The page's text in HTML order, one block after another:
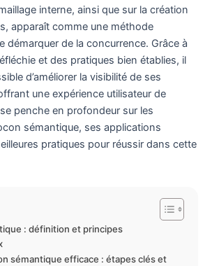
interne, ainsi que sur la création
apparaît comme une méthode
démarquer de la concurrence. Grâce à
et des pratiques bien établies, il
d’améliorer la visibilité de ses
une expérience utilisateur de
penche en profondeur sur les
sémantique, ses applications
pratiques pour réussir dans cette
: définition et principes
sémantique efficace : étapes clés et